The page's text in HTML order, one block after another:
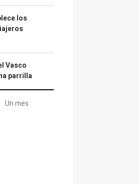
los
Vasco
parrilla
Un mes